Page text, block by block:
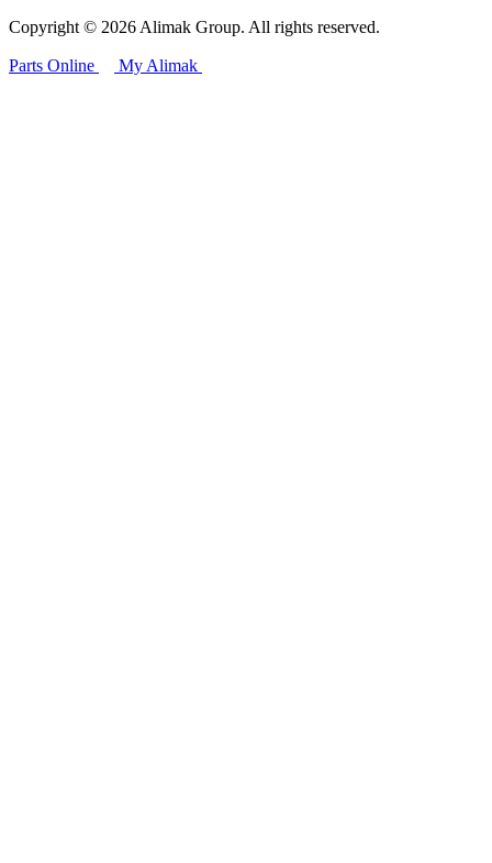
Copyright © 2026 Alimak Group. All rights reserved.
Parts Online My Alimak